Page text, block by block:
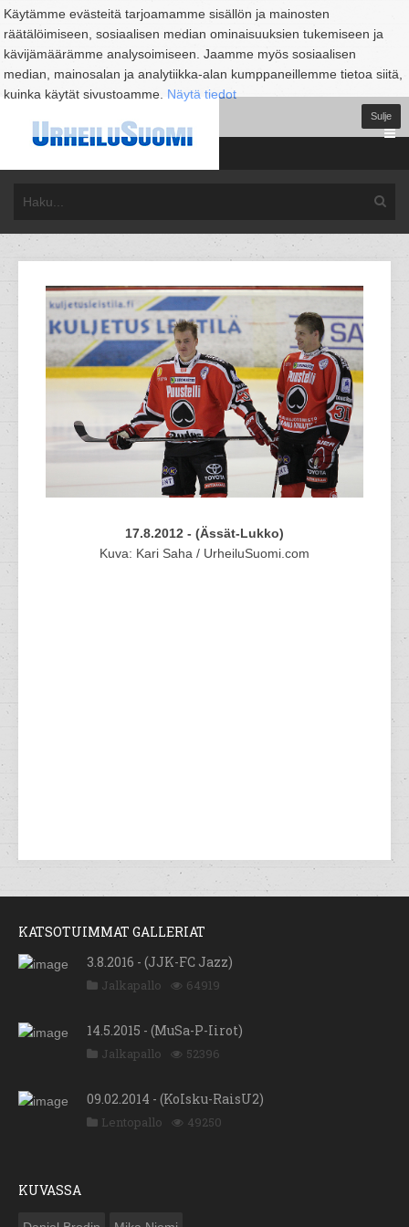
Käytämme evästeitä tarjoamamme sisällön ja mainosten
räätälöimiseen, sosiaalisen median ominaisuuksien tukemiseen ja
kävijämäärämme analysoimiseen. Jaamme myös sosiaalisen
median, mainosalan ja analytiikka-alan kumppaneillemme tietoa siitä,
kuinka käytät sivustoamme. Näytä tiedot
Sulje
17.8.2012 - (Ässät-Lukko)
Kuva: Kari Saha / UrheiluSuomi.com
KATSOTUIMMAT GALLERIAT
3.8.2016 - (JJK-FC Jazz)
Jalkapallo 64919
14.5.2015 - (MuSa-P-Iirot)
Jalkapallo 52396
09.02.2014 - (KoIsku-RaisU2)
Lentopallo 49250
KUVASSA